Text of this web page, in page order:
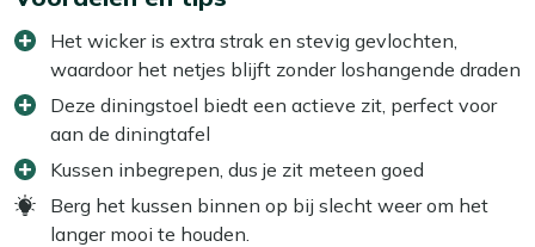
Het wicker is extra strak en stevig gevlochten,
waardoor het netjes blijft zonder loshangende draden
Deze diningstoel biedt een actieve zit, perfect voor
aan de diningtafel
Kussen inbegrepen, dus je zit meteen goed
Berg het kussen binnen op bij slecht weer om het
langer mooi te houden.